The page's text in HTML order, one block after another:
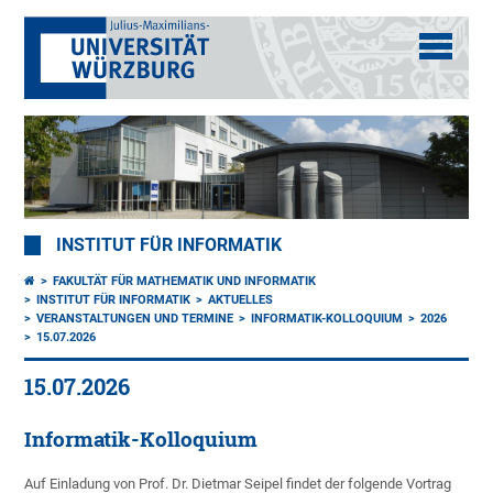
INSTITUT FÜR INFORMATIK
FAKULTÄT FÜR MATHEMATIK UND INFORMATIK
INSTITUT FÜR INFORMATIK
AKTUELLES
VERANSTALTUNGEN UND TERMINE
INFORMATIK-KOLLOQUIUM
2026
15.07.2026
15.07.2026
Informatik-Kolloquium
Auf Einladung von Prof. Dr. Dietmar Seipel findet der folgende Vortrag